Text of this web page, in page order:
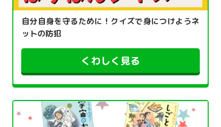
自分自身を守るために！クイズで身につけようネ
ットの防犯
くわしく見る